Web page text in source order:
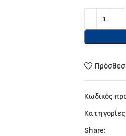
Κωδικός
Share: